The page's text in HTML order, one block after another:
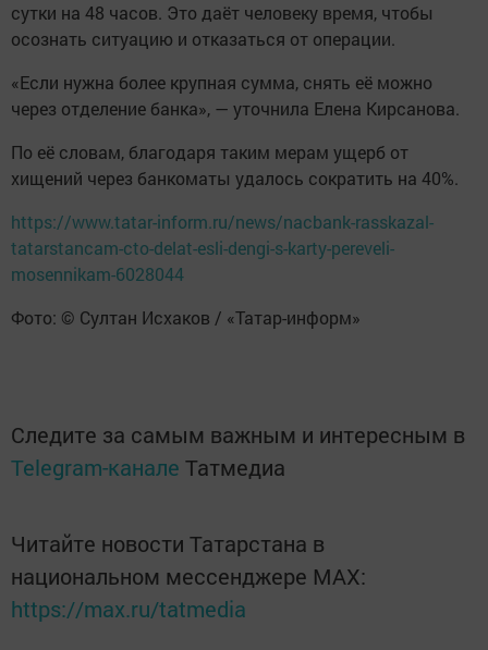
сутки на 48 часов. Это даёт человеку время, чтобы
осознать ситуацию и отказаться от операции.
«Если нужна более крупная сумма, снять её можно
через отделение банка», — уточнила Елена Кирсанова.
По её словам, благодаря таким мерам ущерб от
хищений через банкоматы удалось сократить на 40%.
https://www.tatar-inform.ru/news/nacbank-rasskazal-
tatarstancam-cto-delat-esli-dengi-s-karty-pereveli-
mosennikam-6028044
Фото: © Султан Исхаков / «Татар-информ»
Следите за самым важным и интересным в
Telegram-канале Татмедиа
Читайте новости Татарстана в
национальном мессенджере MАХ:
https://max.ru/tatmedia